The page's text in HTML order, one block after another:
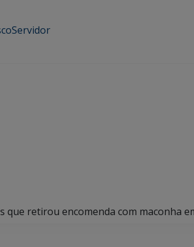
Servidor
que retirou encomenda com maconha